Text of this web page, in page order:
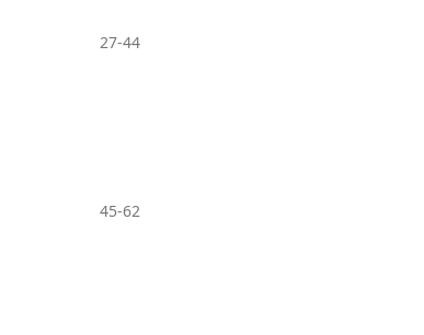
27-44
45-62